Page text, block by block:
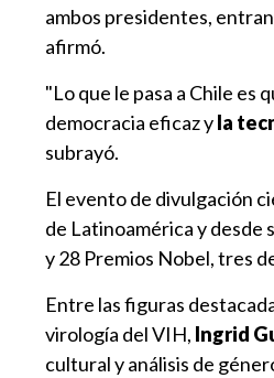
ambos presidentes,
afirmó.
"Lo que le pasa a Chile es
democracia eficaz yla
subrayó.
El evento de divulgación
de Latinoamérica y desde
y 28 Premios Nobel, tres
Entre las figuras
virología del VIH, Ingrid
cultural y análisis de